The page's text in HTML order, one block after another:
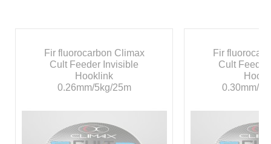
Fir fluorocarbon Climax
Cult Feeder Invisible
Hooklink
0.26mm/5kg/25m
Fir
Cult
0.30mm/